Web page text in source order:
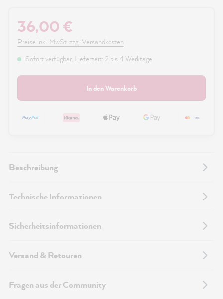
36,00 €
Preise inkl. MwSt. zzgl. Versandkosten
Sofort verfügbar, Lieferzeit: 2 bis 4 Werktage
In den Warenkorb
Beschreibung
Technische Informationen
Sicherheitsinformationen
Versand & Retouren
Fragen aus der Community